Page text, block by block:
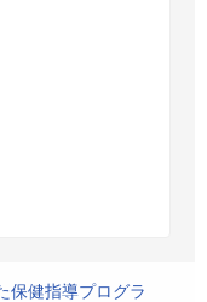
保健指導プログラ